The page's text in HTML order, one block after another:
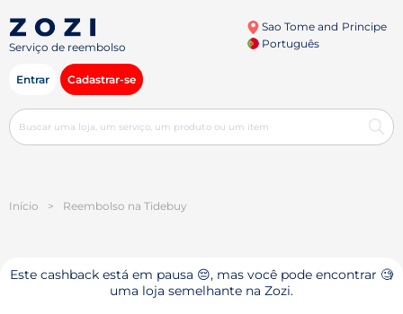
Serviço de reembolso
Sao Tome and Principe
Português
Entrar Cadastrar-se
Início > Reembolso na Tidebuy
Este cashback está em pausa 😔, mas você pode encontrar 🧐
uma loja semelhante na Zozi.